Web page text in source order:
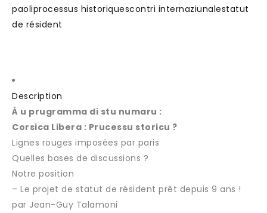
paoliprocessus historiquescontri internaziunalestatut
de résident
Description
À u prugramma di stu numaru :
Corsica Libera : Prucessu storicu ?
Lignes rouges imposées par paris
Quelles bases de discussions ?
Notre position
– Le projet de statut de résident prêt depuis 9 ans !
par Jean-Guy Talamoni